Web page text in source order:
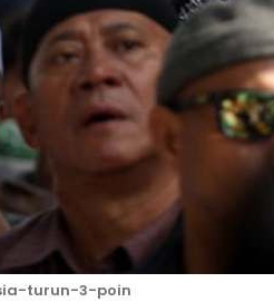
turun-3-poin